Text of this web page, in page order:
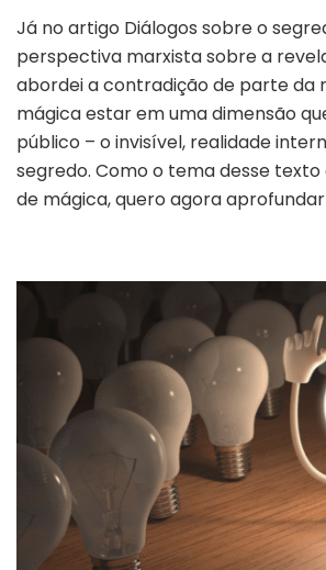
DIALÉTICA
ENTRE
A
TÉCNICA
E
A
APRESENTAÇÃO
NA
MÁGICA
Já no artigo Diálogos sobre o
perspectiva marxista sobre a
abordei a contradição de parte da
mágica estar em uma dimensão
público – o invisível, realidade
segredo. Como o tema desse
de mágica, quero agora